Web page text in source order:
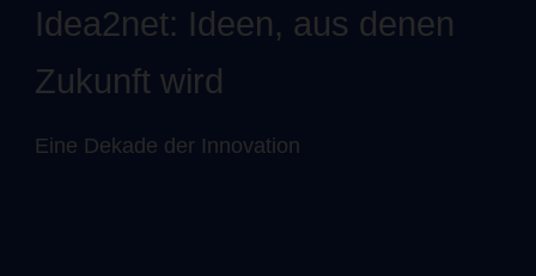
Idea2net: Ideen, aus denen
Zukunft wird
Eine Dekade der Innovation